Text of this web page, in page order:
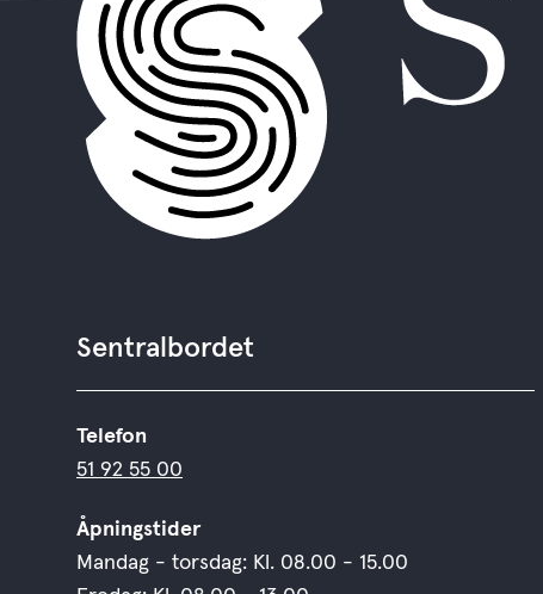
Sentralbordet
Telefon
51 92 55 00
Åpningstider
Mandag - torsdag: Kl. 08.00 - 15.00